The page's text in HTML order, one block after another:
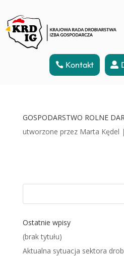
Kontakt
GOSPODARSTWO ROLNE
utworzone przez Marta Kędel |
Ostatnie wpisy
(brak tytułu)
Aktualna sytuacja sektora